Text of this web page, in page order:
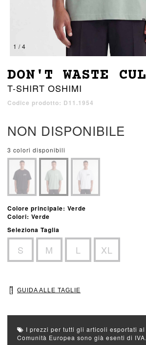
1 / 4
DON'T WASTE
T-SHIRT OSHIMI
Codice prodotto: D11.1954
NON DISPONIBILE
3 colori disponibili
Colore principale: Verde
Colori: Verde
Seleziona Taglia
S M L XL
GUIDA ALLE TAGLIE
I prezzi per tutti gli articoli esportati
Comunità Europea sono già esenti di IVA.